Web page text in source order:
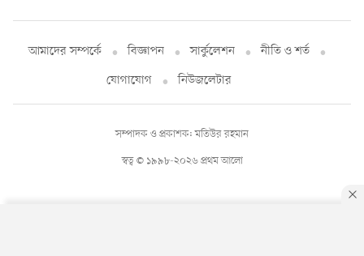
আমাদের সম্পর্কে বিজ্ঞাপন সার্কুলেশন
নীতি ও শর্ত
যোগাযোগ
নিউজলেটার
স্বত্ব © ১৯৯৮-২০২৬ প্রথম আলো
সম্পাদক ও প্রকাশক: মতিউর রহমান